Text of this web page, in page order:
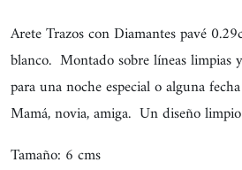
Arete Trazos con Diamantes pavé
blanco. Montado sobre líneas limpias
para una noche especial o alguna
Mamá, novia, amiga. Un diseño
Tamaño: 6 cms